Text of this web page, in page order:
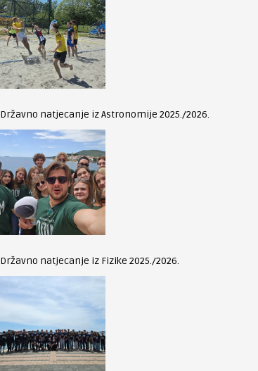
Državno natjecanje iz Astronomije 2025./2026.
Državno natjecanje iz Fizike 2025./2026.